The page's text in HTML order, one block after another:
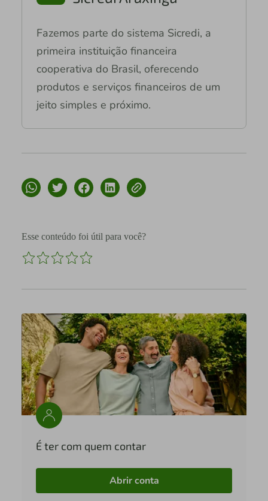
Fazemos parte do sistema Sicredi, a
primeira instituição financeira
cooperativa do Brasil, oferecendo
produtos e serviços financeiros de um
jeito simples e próximo.
Esse conteúdo foi útil para você?
É ter com quem contar
Abrir conta